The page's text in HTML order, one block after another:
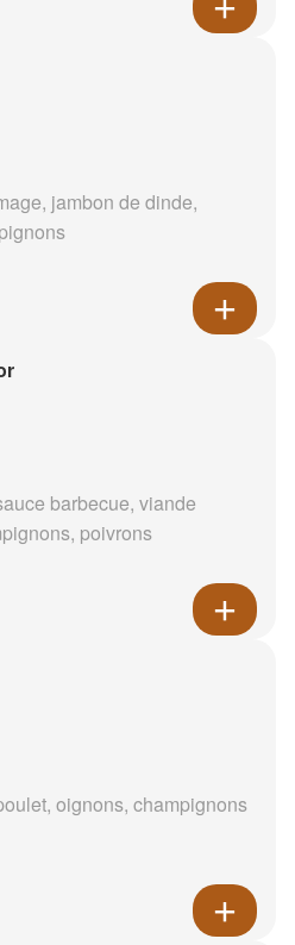
jambon de dinde,
barbecue, viande
poivrons
oignons, champignons